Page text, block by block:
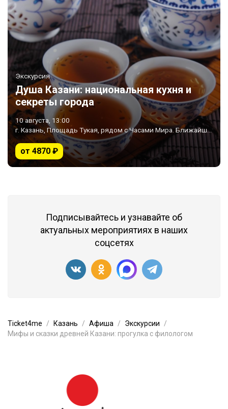
Экскурсия
Душа Казани: национальная кухня и
секреты города
10 августа, 13:00
г. Казань, Площадь Тукая, рядом с Часами Мира. Ближайшее метро «Площадь Тукая»
от 4870 ₽
Подписывайтесь и узнавайте об
актуальных мероприятиях в наших
соцсетях
Ticket4me Казань Афиша
Экскурсии
Мифы и сказки древней Казани: прогулка с филологом